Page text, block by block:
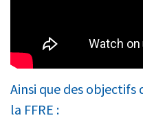
Ainsi que des objectifs
la FFRE :